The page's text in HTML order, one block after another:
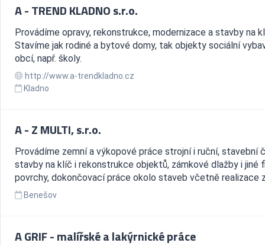
A - TREND KLADNO s.r.o.
Provádíme opravy, rekonstrukce, modernizace a stavby na
Stavíme jak rodiné a bytové domy, tak objekty sociální
obcí, např. školy.
http://www.a-trendkladno.cz
Kladno
A - Z MULTI, s.r.o.
Provádíme zemní a výkopové práce strojní i ruční, stavební
stavby na klíč i rekonstrukce objektů, zámkové dlažby i jiné
povrchy, dokončovací práce okolo staveb včetně realizace
Benešov
A GRIF - malířské a lakýrnické práce